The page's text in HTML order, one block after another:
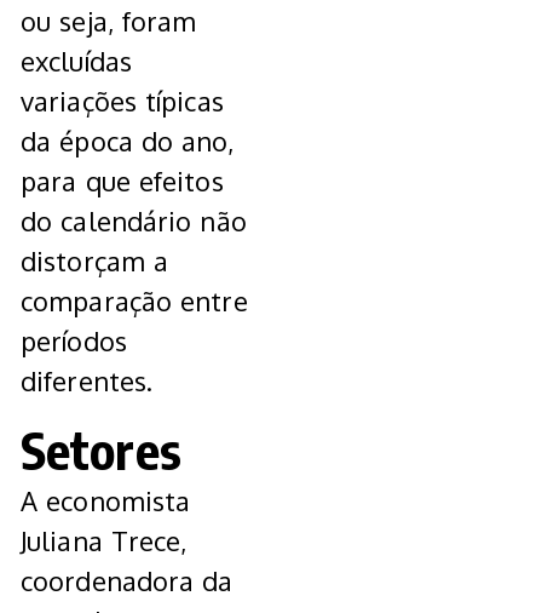
ou seja, foram
excluídas
variações típicas
da época do ano,
para que efeitos
do calendário não
distorçam a
comparação entre
períodos
diferentes.
Setores
A economista
Juliana Trece,
coordenadora da